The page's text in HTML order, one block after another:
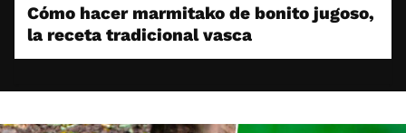
Cómo hacer marmitako de bonito jugoso,
la receta tradicional vasca